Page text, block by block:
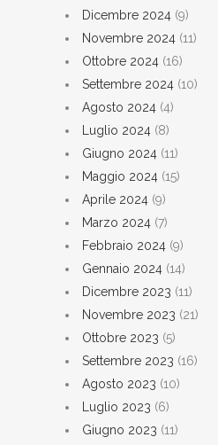
Dicembre 2024 (9)
Novembre 2024 (11)
Ottobre 2024 (16)
Settembre 2024 (10)
Agosto 2024 (4)
Luglio 2024 (8)
Giugno 2024 (11)
Maggio 2024 (15)
Aprile 2024 (9)
Marzo 2024 (7)
Febbraio 2024 (9)
Gennaio 2024 (14)
Dicembre 2023 (11)
Novembre 2023 (21)
Ottobre 2023 (5)
Settembre 2023 (16)
Agosto 2023 (10)
Luglio 2023 (6)
Giugno 2023 (11)